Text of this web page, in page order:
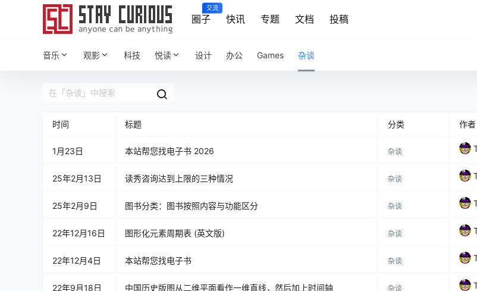
圈子
交流
快讯 专题 文档 投稿
音乐 观影 科技 悦读 设计 办公 Games 杂谈
时间 标题 分类 作者
1月23日 本站帮您找电子书 2026 杂谈
25年2月13日 读秀咨询达到上限的三种情况 杂谈
25年2月9日 图书分类：图书按照内容与功能区分 杂谈
22年12月16日 图形化元素周期表 (英文版) 杂谈
22年12月4日 本站帮您找电子书 杂谈
22年9月18日 中国历史版图从二维平面看作一维直线，然后加上时间轴 杂谈